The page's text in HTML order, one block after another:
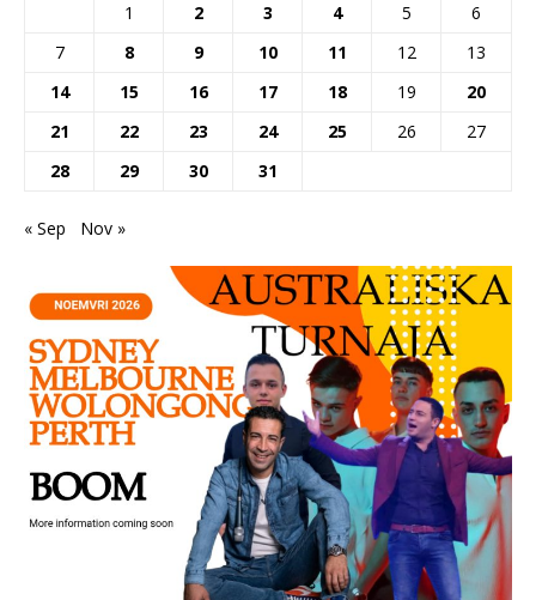
1
2 3 4 5
6
7
8 9 10 11 12
13
14
15 16 17 18 19
20
21
22 23 24 25 26
27
28
29 30 31
« Sep Nov »